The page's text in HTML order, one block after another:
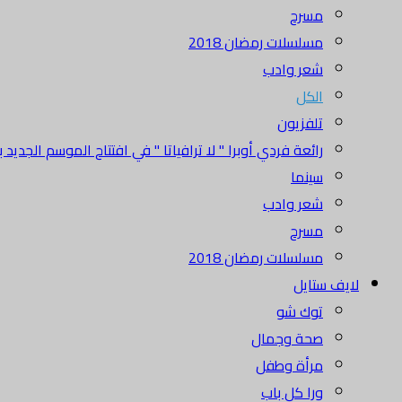
مسرح
مسلسلات رمضان 2018
شعر وادب
الكل
تلفزيون
رائعة فردي أوبرا " لا ترافياتا " في افتتاح الموسم الجديد
سينما
شعر وادب
مسرح
مسلسلات رمضان 2018
لايف ستايل
توك شو
صحة وجمال
مرأة وطفل
ورا كل باب